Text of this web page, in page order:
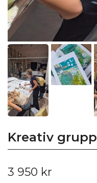
Kreativ
3 950 kr